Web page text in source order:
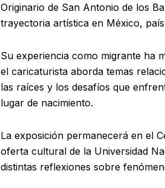
Originario de San Antonio de los
trayectoria artística en México,
Su experiencia como migrante ha
el caricaturista aborda temas
las raíces y los desafíos que
lugar de nacimiento.
La exposición permanecerá en el
oferta cultural de la Universidad
distintas reflexiones sobre